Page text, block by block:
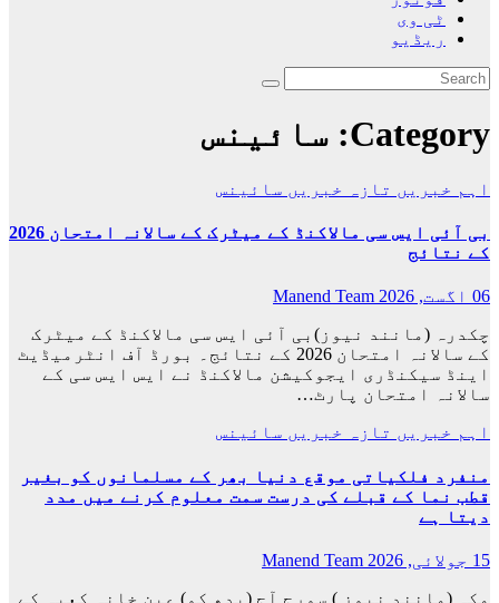
ٹی وی
ریڈیو
Category: سائینس
اہم خبریں تازہ خبریں سائینس
بی آئی ایس سی مالاکنڈ کے میٹرک کے سالانہ امتحان 2026
کے نتائج
06 اگست, 2026
Manend Team
چکدرہ (مانند نیوز)بی آئی ایس سی مالاکنڈ کے میٹرک
کے سالانہ امتحان 2026 کے نتائج۔ بورڈ آف انٹرمیڈیٹ
اینڈ سیکنڈری ایجوکیشن مالاکنڈ نے ایس ایس سی کے
سالانہ امتحان پارٹ…
اہم خبریں تازہ خبریں سائینس
منفرد فلکیاتی موقع دنیا بھر کے مسلمانوں کو بغیر
قطب نما کے قبلے کی درست سمت معلوم کرنے میں مدد
دیتا ہے
15 جولائی, 2026
Manend Team
مکہ (مانند نیوز ) سورج آج (بدھ کو) عین خانہ کعبہ کے